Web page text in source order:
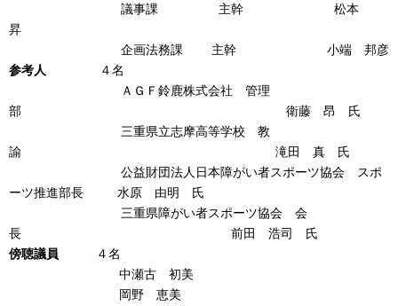
議事課 主幹 松本
昇
企画法務課 主幹 小端 邦彦
参考人
４名
ＡＧＦ鈴鹿株式会社 管理
部 衛藤 昂 氏
三重県立志摩高等学校 教
諭 滝田 真 氏
公益財団法人日本障がい者スポーツ協会 スポ
ーツ推進部長 水原 由明 氏
三重県障がい者スポーツ協会 会
長 前田 浩司 氏
傍聴議員 ４名
中瀬古 初美
岡野 恵美